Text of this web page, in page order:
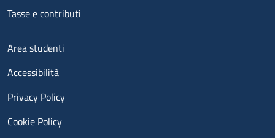
Tasse e contributi
Menu footer 3
Area studenti
Accessibilità
Privacy Policy
Cookie Policy